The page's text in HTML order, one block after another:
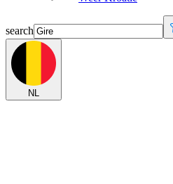
search
NL